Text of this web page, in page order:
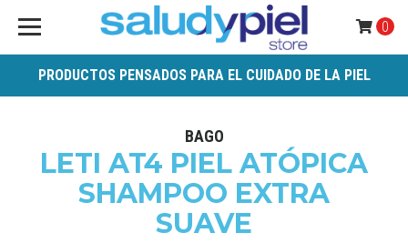
PRODUCTOS PENSADOS PARA EL CUIDADO DE LA PIEL
0
BAGO
LETI AT4 PIEL ATÓPICA
SHAMPOO EXTRA
SUAVE